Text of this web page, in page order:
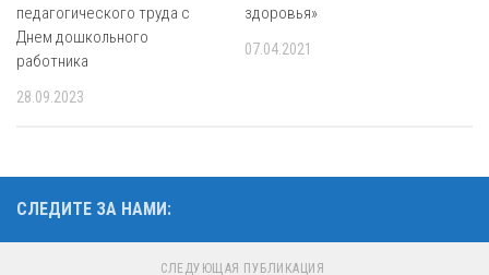
педагогического труда с
Днем дошкольного
работника
28.09.2023
здоровья»
07.04.2021
СЛЕДИТЕ ЗА НАМИ:
СЛЕДУЮЩАЯ ПУБЛИКАЦИЯ